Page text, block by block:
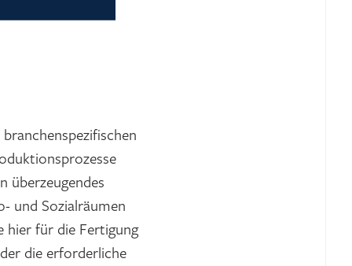
überzeugendes
und Sozialräumen
hier für die Fertigung
die erforderliche